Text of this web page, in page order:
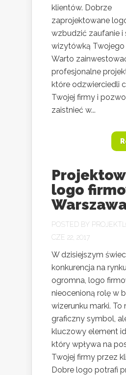
klientów. Dobrze
zaprojektowane
wzbudzić zaufanie i
wizytówką Twojego
Warto
profesjonalne
które odzwierciedli
Twojej firmy i
zaistnieć w...
logo
POSTED BY
CZE 22, 2017
W dzisiejszym
konkurencja na
ogromna, logo
nieocenioną rolę w
wizerunku marki. To
graficzny symbol,
kluczowy element
który wpływa na
Twojej firmy przez
Dobre logo potrafi